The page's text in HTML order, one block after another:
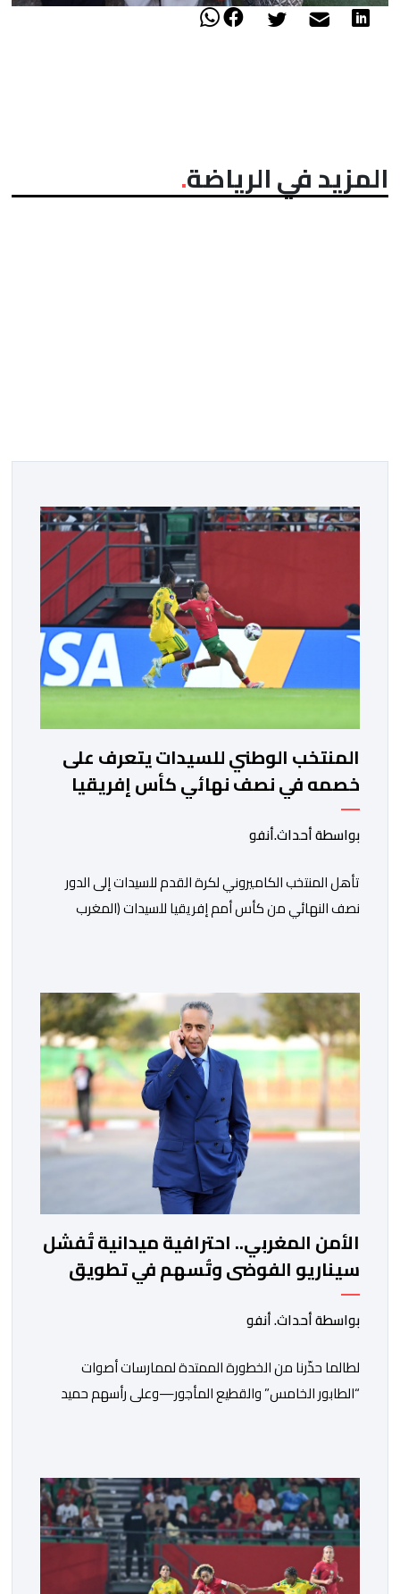
المزيد في الرياضة
المنتخب الوطني للسيدات يتعرف على
خصمه في نصف نهائي كأس إفريقيا
بواسطة أحداث.أنفو
تأهل المنتخب الكاميروني لكرة القدم للسيدات إلى الدور
نصف النهائي من كأس أمم إفريقيا للسيدات (المغرب
الزاولي بالدار البيضاء، برسم ربع النهائي، ليضمن بذلك
مشاركته في كأس العالم للسيدات 2027 بالبرازيل. وسجلت
مريم نياجو الهدف الوحيد […]
الأمن المغربي.. احترافية ميدانية تُفشل
سيناريو الفوضى وتُسهم في تطويق
أزمة سبتة
بواسطة أحداث. أنفو
لطالما حذّرنا من الخطورة الممتدة لممارسات أصوات
“الطابور الخامس” والقطيع المأجور—وعلى رأسهم حميد
الصحفي ومقتضيات القانون الجنائي، عبر الاستغلال المقيت
لفقر وهشاشة بعض المواطنين وتوظيف انفعالاتهم
لخدمة أجندات التهييج وضرر استقرار الوطن. وجاء بوح “أبو
وائل الريفي” هذا الأحد ليؤكد حقيقة هذه […]